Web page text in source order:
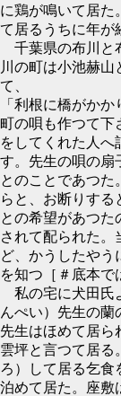
に鶏が鳴いて居た
て居るうちに年が
千葉県の布川と
川の町は小池赫
て、
「利根に橋がか
町の唄も作つて下
をしてくれた人
す。先生の唄の扇
とのことであつ
らと、お断りする
との希望があつた
されて配られた
ど、かうしたやう
を知つ［＃底本で
私の宅に犬田氏
んぺい）先生の蘭
先生はほめて居ら
雲坪と言つて居る
ろ）して居る乞食
泊めて居た。座敷